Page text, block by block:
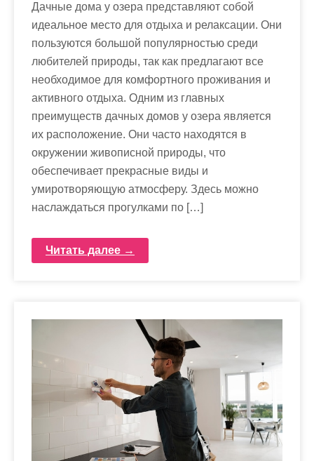
Дачные дома у озера представляют собой
идеальное место для отдыха и релаксации. Они
пользуются большой популярностью среди
любителей природы, так как предлагают все
необходимое для комфортного проживания и
активного отдыха. Одним из главных
преимуществ дачных домов у озера является
их расположение. Они часто находятся в
окружении живописной природы, что
обеспечивает прекрасные виды и
умиротворяющую атмосферу. Здесь можно
наслаждаться прогулками по […]
Читать далее →